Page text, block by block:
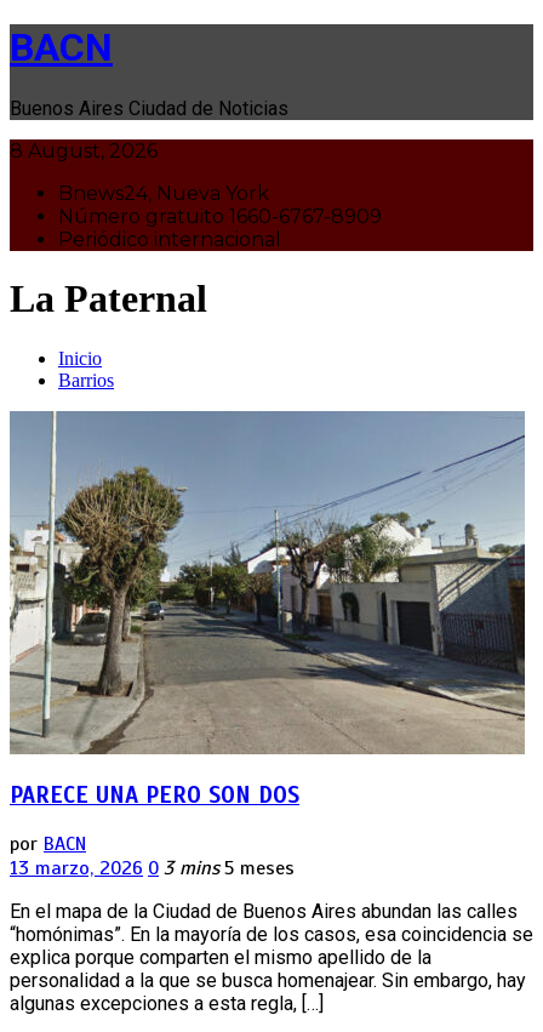
BACN
Buenos Aires Ciudad de Noticias
8 August, 2026
Bnews24, Nueva York
Número gratuito 1660-6767-8909
Periódico internacional
La Paternal
Inicio
Barrios
PARECE UNA PERO SON DOS
por BACN
13 marzo, 2026 0 3 mins 5 meses
En el mapa de la Ciudad de Buenos Aires abundan las calles
“homónimas”. En la mayoría de los casos, esa coincidencia se
explica porque comparten el mismo apellido de la
personalidad a la que se busca homenajear. Sin embargo, hay
algunas excepciones a esta regla, […]